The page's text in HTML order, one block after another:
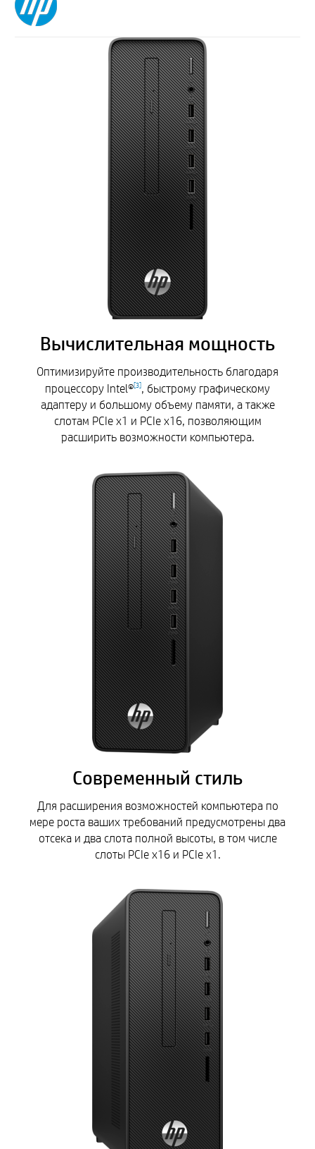
Вычислительная мощность
Оптимизируйте производительность благодаря
процессору Intel®[3], быстрому графическому
адаптеру и большому объему памяти, а также
слотам PCIe x1 и PCIe x16, позволяющим
расширить возможности компьютера.
Современный стиль
Для расширения возможностей компьютера по
мере роста ваших требований предусмотрены два
отсека и два слота полной высоты, в том числе
слоты PCIe x16 и PCIe x1.